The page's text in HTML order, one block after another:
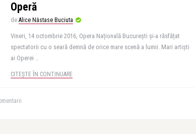
Operă
de Alice Năstase Buciuta
Vineri, 14 octombrie 2016, Opera Națională București și-a răsfățat
spectatorii cu o seară demnă de orice mare scenă a lumii. Mari artiști
ai Operei ..
CITEȘTE ÎN CONTINUARE